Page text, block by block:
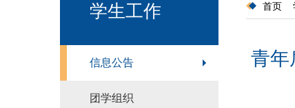
学生工作
信息公告
团学组织
首页
青年